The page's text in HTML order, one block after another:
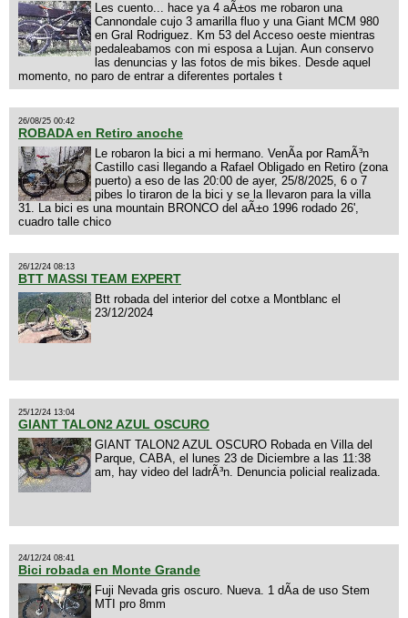
Les cuento... hace ya 4 aÃ±os me robaron una
Cannondale cujo 3 amarilla fluo y una Giant MCM 980
en Gral Rodriguez. Km 53 del Acceso oeste mientras
pedaleabamos con mi esposa a Lujan. Aun conservo
las denuncias y las fotos de mis bikes. Desde aquel
momento, no paro de entrar a diferentes portales t
26/08/25 00:42
ROBADA en Retiro anoche
Le robaron la bici a mi hermano. VenÃ­a por RamÃ³n
Castillo casi llegando a Rafael Obligado en Retiro (zona
puerto) a eso de las 20:00 de ayer, 25/8/2025, 6 o 7
pibes lo tiraron de la bici y se la llevaron para la villa
31. La bici es una mountain BRONCO del aÃ±o 1996 rodado 26',
cuadro talle chico
26/12/24 08:13
BTT MASSI TEAM EXPERT
Btt robada del interior del cotxe a Montblanc el
23/12/2024
25/12/24 13:04
GIANT TALON2 AZUL OSCURO
GIANT TALON2 AZUL OSCURO Robada en Villa del
Parque, CABA, el lunes 23 de Diciembre a las 11:38
am, hay video del ladrÃ³n. Denuncia policial realizada.
24/12/24 08:41
Bici robada en Monte Grande
Fuji Nevada gris oscuro. Nueva. 1 dÃ­a de uso Stem
MTI pro 8mm